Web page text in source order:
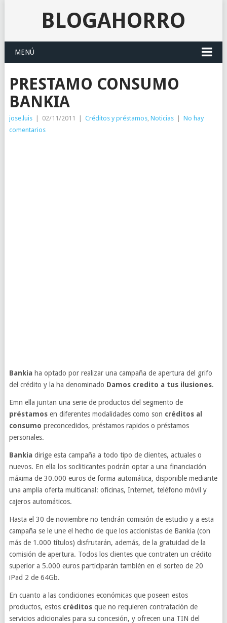
BLOGAHORRO
MENÚ
PRESTAMO CONSUMO
BANKIA
jose.luis 02/11/2011 Créditos y préstamos, Noticias
No hay
comentarios
Bankia ha optado por realizar una campaña de apertura del grifo
del crédito y la ha denominado Damos credito a tus ilusiones.
Emn ella juntan una serie de productos del segmento de
préstamosen diferentes modalidades como son créditos al
consumo preconcedidos, préstamos rapidos o préstamos
personales.
Bankia dirige esta campaña a todo tipo de clientes, actuales o
nuevos. En ella los socliticantes podrán optar a una financiación
máxima de 30.000 euros de forma automática, disponible mediante
una amplia oferta multicanal: oficinas, Internet, teléfono móvil y
cajeros automáticos.
Hasta el 30 de noviembre no tendrán comisión de estudio y a esta
campaña se le une el hecho de que los accionistas de Bankia (con
más de 1.000 títulos) disfrutarán, además, de la gratuidad de la
comisión de apertura. Todos los clientes que contraten un crédito
superior a 5.000 euros participarán también en el sorteo de 20
iPad 2 de 64Gb.
En cuanto a las condiciones económicas que poseen estos
productos, estos créditos que no requieren contratación de
servicios adicionales para su concesión, y ofrecen una TIN del